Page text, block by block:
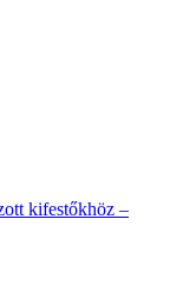
kifestőkhöz –